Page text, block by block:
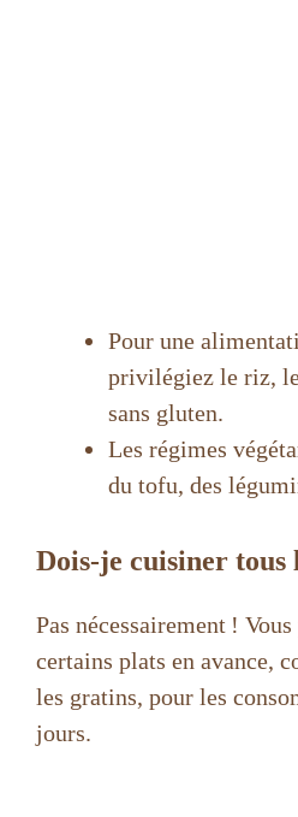
Pour une
privilégiez le riz,
sans gluten.
Les régimes
du tofu, des
Dois-je cuisiner tous
Pas nécessairement !
certains plats en avance,
les gratins, pour les
jours.